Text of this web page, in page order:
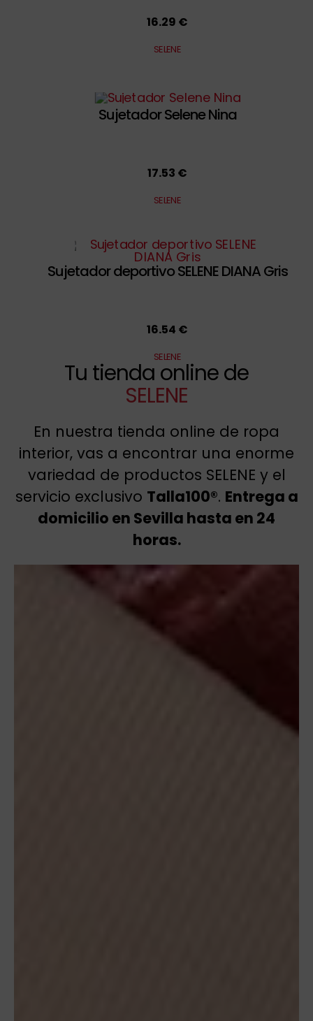
16.29 €
SELENE
Sujetador Selene Nina
17.53 €
SELENE
Sujetador deportivo SELENE DIANA Gris
16.54 €
SELENE
Tu tienda online de
SELENE
En nuestra tienda online de ropa
interior, vas a encontrar una enorme
variedad de productos SELENE y el
servicio exclusivo Talla100®. Entrega a
domicilio en Sevilla hasta en 24
horas.